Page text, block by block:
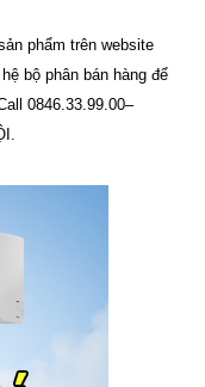
phẩm trên website
bộ phân bán hàng để
0846.33.99.00–